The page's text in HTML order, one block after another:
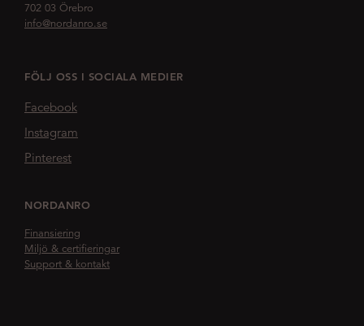
702 03 Örebro
info@nordanro.se
FÖLJ OSS I SOCIALA MEDIER
Facebook
Instagram
Pinterest
NORDANRO
Finansiering
Miljö & certifieringar
Support & kontakt